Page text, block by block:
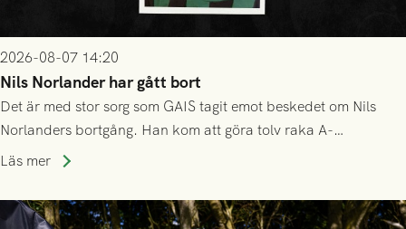
2026-08-07 14:20
Nils Norlander har gått bort
Det är med stor sorg som GAIS tagit emot beskedet om Nils
Norlanders bortgång. Han kom att göra tolv raka A-
lagssäsonger i Grönsvart och är en av få spelare som i GAIS
Läs mer